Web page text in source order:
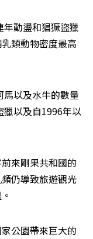
動盪和猖獗盜獵
類動物密度最高
以及水牛的數量
獵以及自1996年以
來剛果共和國的
仍導致旅遊觀光
公園帶來巨大的